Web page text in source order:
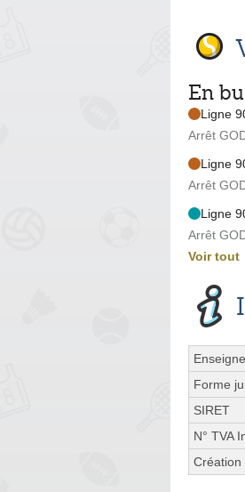
En
Ligne
Arrêt
Ligne
Arrêt
Ligne
Arrêt
Voir tout
Enseigne
Forme
SIRET
N° TVA
Création